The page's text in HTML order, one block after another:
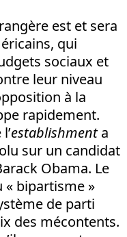
est et sera
qui
sociaux et
leur niveau
à la
rapidement.
establishmenta
sur un candidat
Obama. Le
« bipartisme »
de parti
des mécontents.